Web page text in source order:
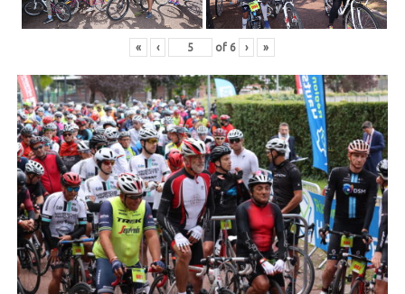
« ‹ of 6 › »